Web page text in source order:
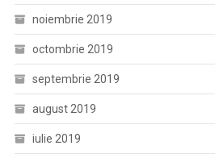
noiembrie 2019
octombrie 2019
septembrie 2019
august 2019
iulie 2019